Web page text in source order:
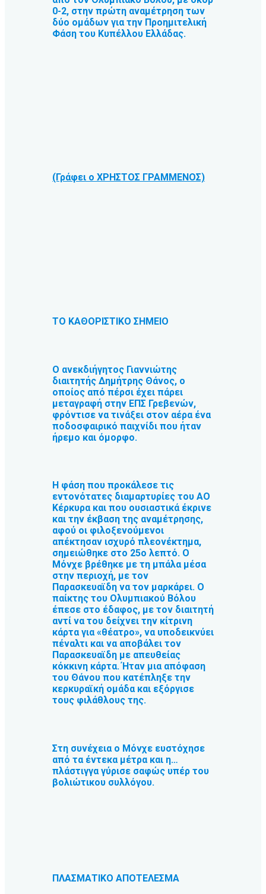
0-2, στην πρώτη αναμέτρηση των
δύο ομάδων για την Προημιτελική
Φάση του Κυπέλλου Ελλάδας.
(Γράφει ο ΧΡΗΣΤΟΣ ΓΡΑΜΜΕΝΟΣ)
ΤΟ ΚΑΘΟΡΙΣΤΙΚΟ ΣΗΜΕΙΟ
Ο ανεκδιήγητος Γιαννιώτης
διαιτητής Δημήτρης Θάνος, ο
οποίος από πέρσι έχει πάρει
μεταγραφή στην ΕΠΣ Γρεβενών,
φρόντισε να τινάξει στον αέρα ένα
ποδοσφαιρικό παιχνίδι που ήταν
ήρεμο και όμορφο.
Η φάση που προκάλεσε τις
εντονότατες διαμαρτυρίες του ΑΟ
Κέρκυρα και που ουσιαστικά έκρινε
και την έκβαση της αναμέτρησης,
αφού οι φιλοξενούμενοι
απέκτησαν ισχυρό πλεονέκτημα,
σημειώθηκε στο 25ο λεπτό. Ο
Μόνχε βρέθηκε με τη μπάλα μέσα
στην περιοχή, με τον
Παρασκευαϊδη να τον μαρκάρει. Ο
παίκτης του Ολυμπιακού Βόλου
έπεσε στο έδαφος, με τον διαιτητή
αντί να του δείχνει την κίτρινη
κάρτα για «θέατρο», να υποδεικνύει
πέναλτι και να αποβάλει τον
Παρασκευαϊδη με απευθείας
κόκκινη κάρτα. Ήταν μια απόφαση
του Θάνου που κατέπληξε την
κερκυραϊκή ομάδα και εξόργισε
τους φιλάθλους της.
Στη συνέχεια ο Μόνχε ευστόχησε
από τα έντεκα μέτρα και η…
πλάστιγγα γύρισε σαφώς υπέρ του
βολιώτικου συλλόγου.
ΠΛΑΣΜΑΤΙΚΟ ΑΠΟΤΕΛΕΣΜΑ